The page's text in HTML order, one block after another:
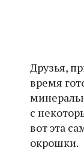
Друзья,
время
с
вот эта
окрошки.